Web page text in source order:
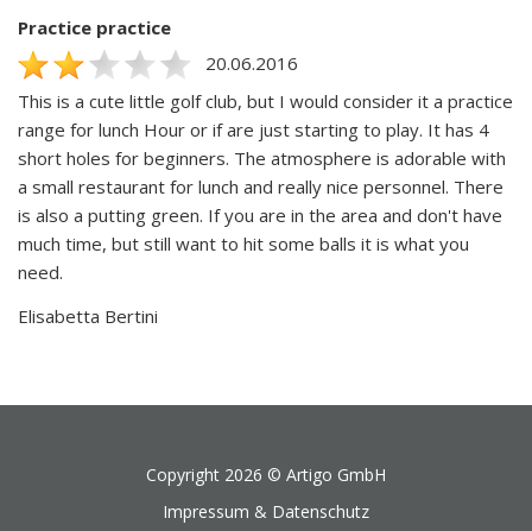
Practice practice
20.06.2016
This is a cute little golf club, but I would consider it a practice
range for lunch Hour or if are just starting to play. It has 4
short holes for beginners. The atmosphere is adorable with
a small restaurant for lunch and really nice personnel. There
is also a putting green. If you are in the area and don't have
much time, but still want to hit some balls it is what you
need.
Elisabetta Bertini
Copyright 2026 © Artigo GmbH
Impressum & Datenschutz